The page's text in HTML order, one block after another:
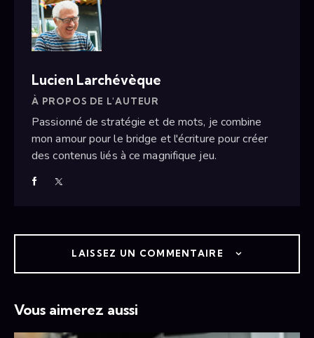
Lucien Larchévèque
À PROPOS DE L'AUTEUR
Passionné de stratégie et de mots, je combine
mon amour pour le bridge et l'écriture pour créer
des contenus liés à ce magnifique jeu.
LAISSEZ UN COMMENTAIRE
Vous aimerez aussi